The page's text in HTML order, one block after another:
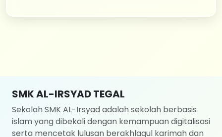
SMK AL-IRSYAD TEGAL
Sekolah SMK AL-Irsyad adalah sekolah berbasis
islam yang dibekali dengan kemampuan digitalisasi
serta mencetak lulusan berakhlaqul karimah dan